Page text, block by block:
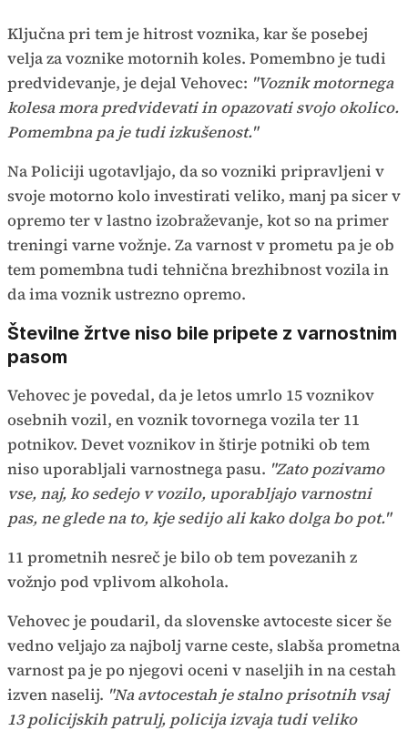
Ključna pri tem je hitrost voznika, kar še posebej
velja za voznike motornih koles. Pomembno je tudi
predvidevanje, je dejal Vehovec: "Voznik motornega
kolesa mora predvidevati in opazovati svojo okolico.
Pomembna pa je tudi izkušenost."
Na Policiji ugotavljajo, da so vozniki pripravljeni v
svoje motorno kolo investirati veliko, manj pa sicer v
opremo ter v lastno izobraževanje, kot so na primer
treningi varne vožnje. Za varnost v prometu pa je ob
tem pomembna tudi tehnična brezhibnost vozila in
da ima voznik ustrezno opremo.
Številne žrtve niso bile pripete z varnostnim
pasom
Vehovec je povedal, da je letos umrlo 15 voznikov
osebnih vozil, en voznik tovornega vozila ter 11
potnikov. Devet voznikov in štirje potniki ob tem
niso uporabljali varnostnega pasu. "Zato pozivamo
vse, naj, ko sedejo v vozilo, uporabljajo varnostni
pas, ne glede na to, kje sedijo ali kako dolga bo pot."
11 prometnih nesreč je bilo ob tem povezanih z
vožnjo pod vplivom alkohola.
Vehovec je poudaril, da slovenske avtoceste sicer še
vedno veljajo za najbolj varne ceste, slabša prometna
varnost pa je po njegovi oceni v naseljih in na cestah
izven naselij. "Na avtocestah je stalno prisotnih vsaj
13 policijskih patrulj, policija izvaja tudi veliko